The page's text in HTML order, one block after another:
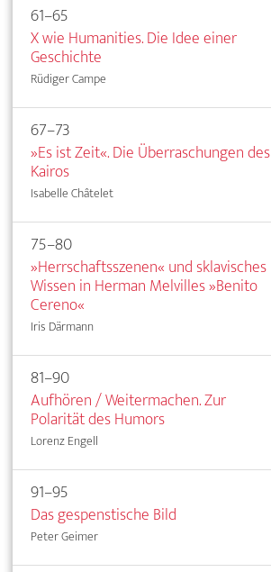
61–65
X wie Humanities. Die Idee einer
Geschichte
Rüdiger Campe
67–73
»Es ist Zeit«. Die Überraschungen des
Kairos
Isabelle Châtelet
75–80
»Herrschaftsszenen« und sklavisches
Wissen in Herman Melvilles »Benito
Cereno«
Iris Därmann
81–90
Aufhören / Weitermachen. Zur
Polarität des Humors
Lorenz Engell
91–95
Das gespenstische Bild
Peter Geimer